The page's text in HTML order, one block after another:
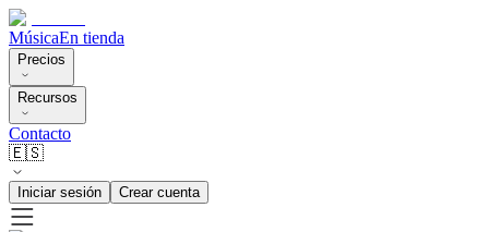
MúsicaEn tienda
Precios
Recursos
Contacto
🇪🇸
Iniciar sesión Crear cuenta